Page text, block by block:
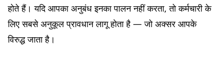
निष्कर्ष: अपने अनुबंधों को अभी सुरक्षित करें
होते हैं। यदि आपका अनुबंध इनका पालन नहीं करता, तो कर्मचारी के
लिए सबसे अनुकूल प्रावधान लागू होता है — जो अक्सर आपके
विरुद्ध जाता है।